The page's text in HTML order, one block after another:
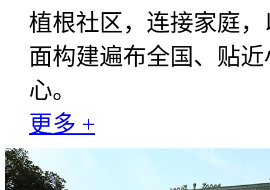
植根社区，连接家庭
面构建遍布全国、贴
心。
更多 +